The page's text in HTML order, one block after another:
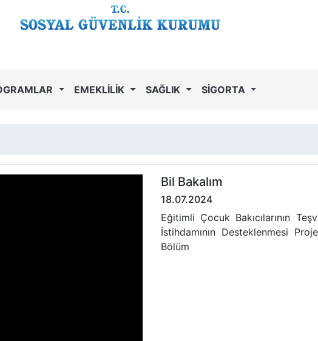
EMEKLİLİK SAĞLIK SİGORTA
Bil Bakalım
18.07.2024
Eğitimli Çocuk Bakıcılarının
İstihdamının Desteklenmesi
Bölüm